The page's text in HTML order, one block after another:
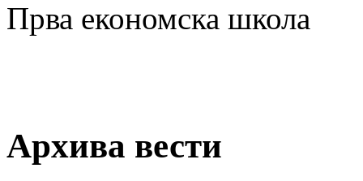
Прва економска школа
Архива вести